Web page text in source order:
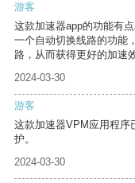
游客
这款加速器app的功能有
一个自动切换线路的功能
路，从而获得更好的加速
2024-03-30
游客
这款加速器VPM应用程序
护。
2024-03-30